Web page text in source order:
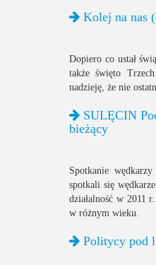
Kolej na nas
Dopiero co ustał
także święto
nadzieję, że nie
SULĘCIN
bieżący
Spotkanie
spotkali się
działalność w 2011
w różnym wieku.
Politycy pod